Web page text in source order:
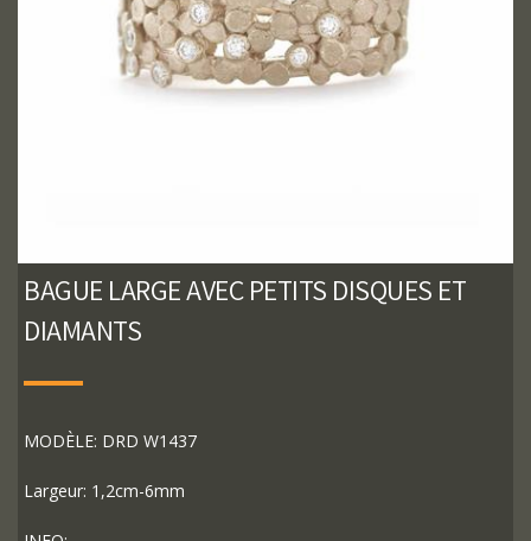
BAGUE LARGE AVEC PETITS DISQUES ET
DIAMANTS
MODÈLE: DRD W1437
Largeur: 1,2cm-6mm